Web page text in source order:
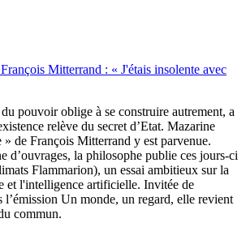
Mitterrand : « J'étais insolente avec
pouvoir oblige à se construire autrement, a
relève du secret d’Etat. Mazarine
de François Mitterrand y est parvenue.
d’ouvrages, la philosophe publie ces jours-ci
Flammarion), un essai ambitieux sur la
et l'intelligence artificielle. Invitée de
l’émission Un monde, un regard, elle revient
commun.